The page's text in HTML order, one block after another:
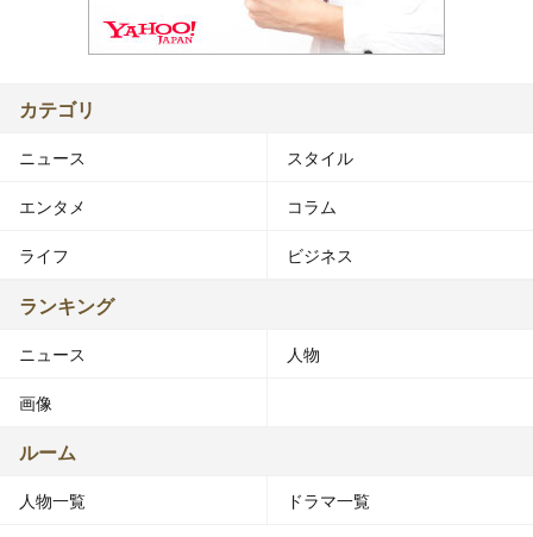
カテゴリ
ニュース スタイル
エンタメ コラム
ライフ ビジネス
ランキング
ニュース 人物
画像
ルーム
人物一覧 ドラマ一覧